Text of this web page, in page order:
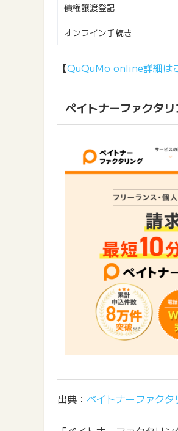
債権譲渡登記
オンライン手続き
【QuQuMo online詳細は
ペイトナーファクタ
出典： ペイトナーファクタ